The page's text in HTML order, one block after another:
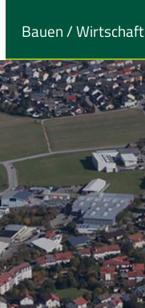
Bauen / Wirtschaft